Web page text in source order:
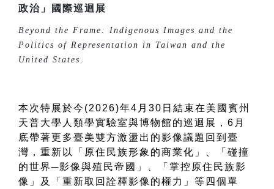
政治」國際巡迴展
Beyond the Frame: Indigenous Images and the
Politics of Representation in Taiwan and the
United States .
本次特展於今(2026)年4月30日結束在美國賓州
天普大學人類學實驗室與博物館的巡迴展，6月
底帶著更多臺美雙方激盪出的影像議題回到臺
灣，重新以「原住民族形象的商業化」、「碰撞
的世界─影像與殖民帝國」、「掌控原住民族影
像」及「重新取回詮釋影像的權力」等四個單